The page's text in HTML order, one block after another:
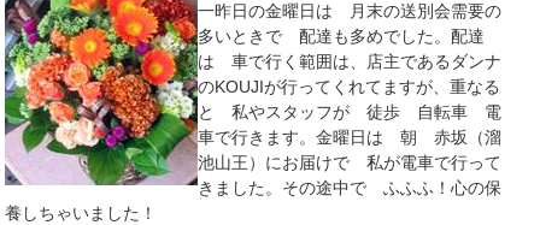
一昨日の金曜日は 月末の送別会需要の
多いときで 配達も多めでした。配達
は 車で行く範囲は、店主であるダンナ
のKOUJIが行ってくれてますが、重なる
と 私やスタッフが 徒歩 自転車 電
車で行きます。金曜日は 朝 赤坂（溜
池山王）にお届けで 私が電車で行って
きました。その途中で ふふふ！心の保
養しちゃいました！